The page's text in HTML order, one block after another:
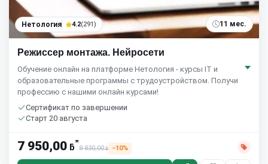
Нетология 4.2(291) 11 мес.
Режиссер монтажа. Нейросети
Обучение онлайн на платформе Нетология - курсы IT и
образовательные программы с трудоустройством. Получи
профессию с нашими онлайн курсами!
Сертификат по завершении
Старт 20 августа
7 950,00 ƃ*
8 830,00ƃ −10%